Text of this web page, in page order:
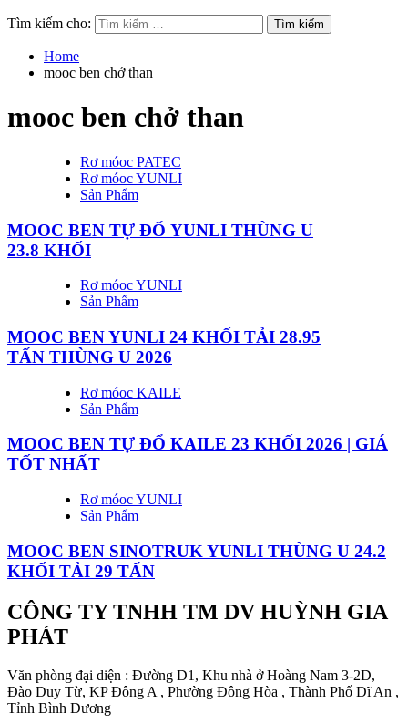
Tìm kiếm cho:
Home
mooc ben chở than
mooc ben chở than
Rơ móoc PATEC
Rơ móoc YUNLI
Sản Phẩm
MOOC BEN TỰ ĐỔ YUNLI THÙNG U
23.8 KHỐI
Rơ móoc YUNLI
Sản Phẩm
MOOC BEN YUNLI 24 KHỐI TẢI 28.95
TẤN THÙNG U 2026
Rơ móoc KAILE
Sản Phẩm
MOOC BEN TỰ ĐỔ KAILE 23 KHỐI 2026 | GIÁ
TỐT NHẤT
Rơ móoc YUNLI
Sản Phẩm
MOOC BEN SINOTRUK YUNLI THÙNG U 24.2
KHỐI TẢI 29 TẤN
CÔNG TY TNHH TM DV HUỲNH GIA
PHÁT
Văn phòng đại diện : Đường D1, Khu nhà ở Hoàng Nam 3-2D,
Đào Duy Từ, KP Đông A , Phường Đông Hòa , Thành Phố Dĩ An ,
Tỉnh Bình Dương